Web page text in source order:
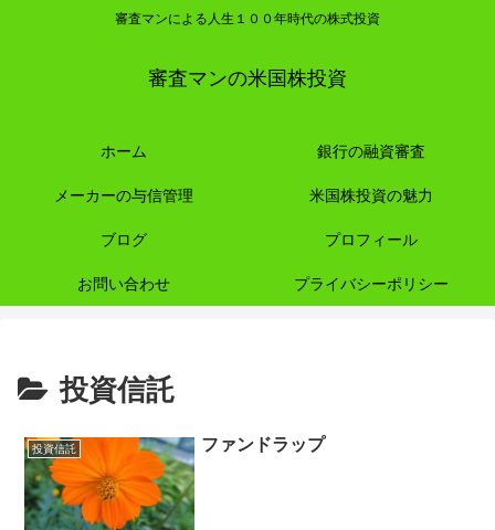
審査マンによる人生１００年時代の株式投資
審査マンの米国株投資
ホーム 銀行の融資審査
メーカーの与信管理 米国株投資の魅力
ブログ プロフィール
お問い合わせ プライバシーポリシー
投資信託
投資信託 ファンドラップ